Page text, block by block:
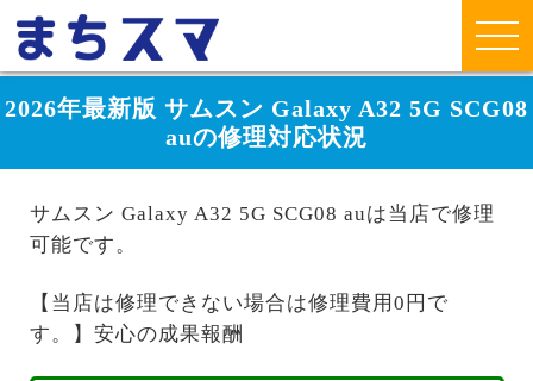
2026年最新版 サムスン Galaxy A32 5G SCG08
auの修理対応状況
サムスン Galaxy A32 5G SCG08 auは当店で修理
可能です。
【当店は修理できない場合は修理費用0円で
す。】安心の成果報酬